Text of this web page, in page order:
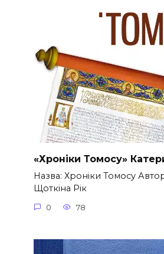
«Хроніки Томосу»
Назва: Хроніки Томосу
Щоткіна Рік
0 78